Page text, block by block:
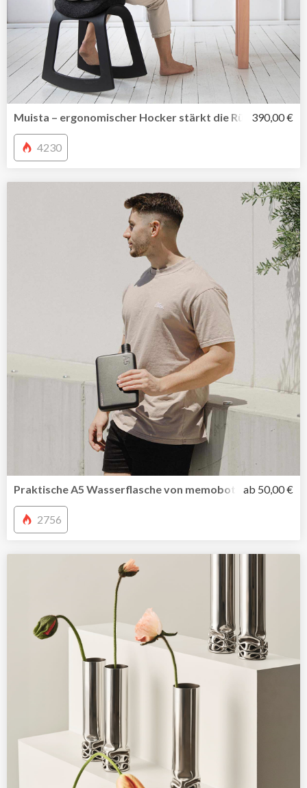
Muista – ergonomischer Hocker stärkt die 390,00 €
4230
Praktische A5 Wasserflasche von memobottle jetzt auch
ab 50,00 €
2756